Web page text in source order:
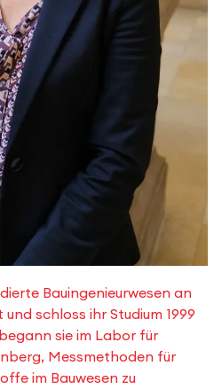
Bauingenieurwesen an
schloss ihr Studium 1999
sie im Labor für
Messmethoden für
im Bauwesen zu